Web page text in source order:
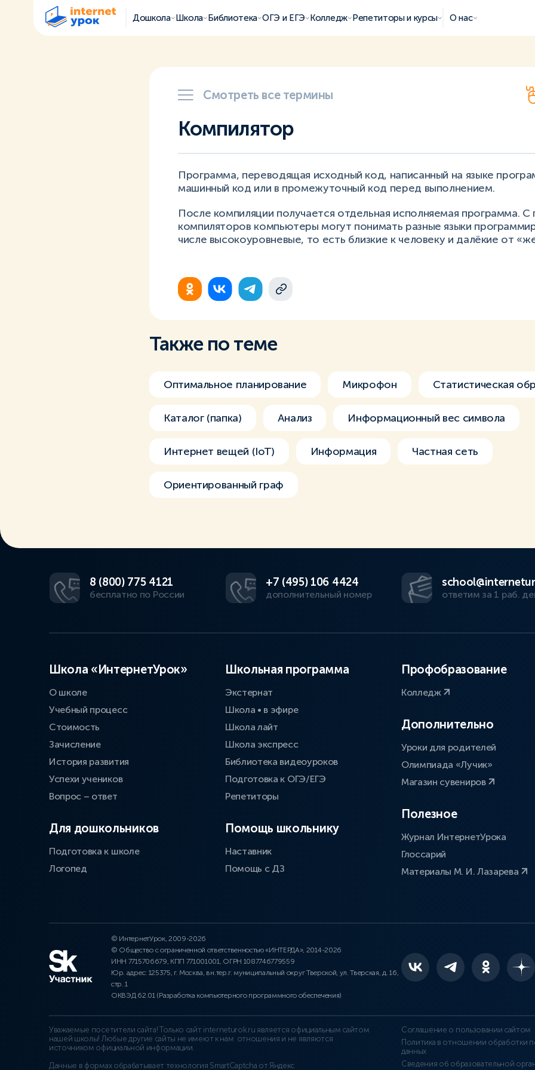
Дошкола Школа Библиотека ОГЭ и ЕГЭ Колледж Репетиторы и курсы О нас
Смотреть все термины
Компилятор
Программа, переводящая исходный код, написанный на языке
машинный код или в промежуточный код перед выполнением.
После компиляции получается отдельная исполняемая программа.
компиляторов компьютеры могут понимать разные языки
числе высокоуровневые, то есть близкие к человеку и далёкие от
Также по теме
Оптимальное планирование Микрофон Статистическая
Каталог (папка) Анализ Информационный вес символа
Интернет вещей (IoT) Информация Частная сеть
Ориентированный граф
8 (800) 775 4121
бесплатно по России
+7 (495) 106 4424
дополнительный номер ответим за 1 раб.
Школа «ИнтернетУрок»
О школе
Учебный процесс
Стоимость
Зачисление
История развития
Успехи учеников
Вопрос – ответ
Для дошкольников
Подготовка к школе
Логопед
Школьная программа
Экстернат
Школа • в эфире
Школа лайт
Школа экспресс
Библиотека видеоуроков
Подготовка к ОГЭ/ЕГЭ
Репетиторы
Помощь школьнику
Наставник
Помощь с ДЗ
Профобразование
Колледж
Дополнительно
Уроки для родителей
Олимпиада «Лучик»
Магазин сувениров
Полезное
Журнал ИнтернетУрока
Глоссарий
Материалы М. И. Лазарева
© ИнтернетУрок, 2009-2026
© Общество с ограниченной ответственностью «ИНТЕРДА», 2014-2026
ИНН 7715706679, КПП 771001001, ОГРН 1087746779559
Юр. адрес: 125375, г. Москва, вн.тер.г. муниципальный округ Тверской, ул. Тверская, д. 16,
стр. 1
ОКВЭД 62.01 (Разработка компьютерного программного обеспечения)
Уважаемые посетители сайта! Только сайт interneturok.ru является официальным сайтом
нашей школы! Любые другие сайты не имеют к нам отношения и не являются
источником официальной информации.
Данные в формах обрабатывает технология SmartCaptcha от Яндекс
Соглашение о пользовании сайтом
Политика в отношении обработки
данных
Сведения об образовательной